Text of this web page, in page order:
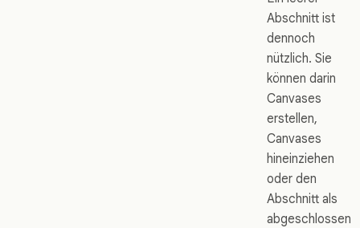
Abschnitt ist
dennoch
nützlich. Sie
können darin
Canvases
erstellen,
Canvases
hineinziehen
oder den
Abschnitt als
abgeschlossen